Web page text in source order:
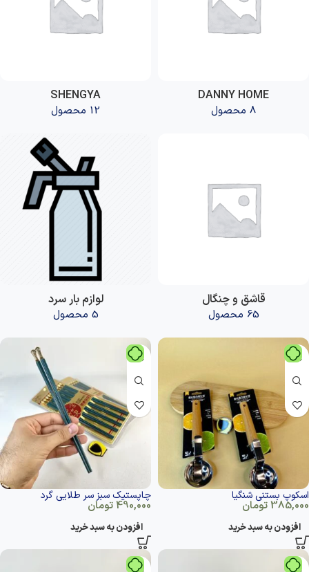
DANNY HOME
8 محصول
SHENGYA
12 محصول
قاشق و چنگال
65 محصول
لوازم بار سرد
5 محصول
اسکوپ بستنی شنگیا
385,000تومان
افزودن به سبد خرید
چاپستیک سبز سر طلایی گرد
490,000تومان
افزودن به سبد خرید